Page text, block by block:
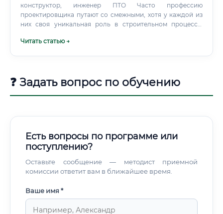
конструктор, инженер ПТО Часто профессию
проектировщика путают со смежными, хотя у каждой из
них своя уникальная роль в строительном процессе.
не совсем корректно, так как они выполняют разные, но
Читать статью →
❓ Задать вопрос по обучению
Есть вопросы по программе или
поступлению?
Оставьте сообщение — методист приемной
комиссии ответит вам в ближайшее время.
Ваше имя *